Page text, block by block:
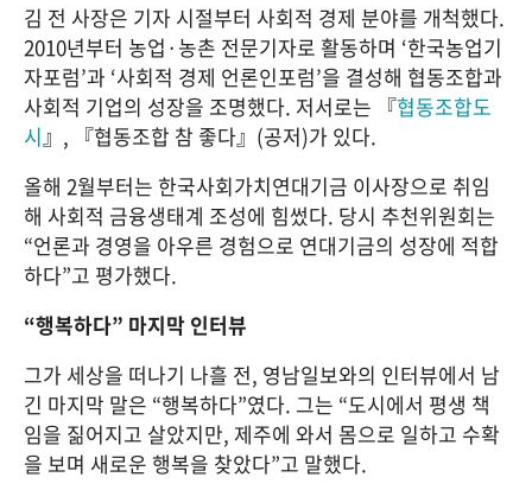
김 전 사장은 기자 시절부터 사회적 경제 분야를 개척했다.
2010년부터 농업·농촌 전문기자로 활동하며 ‘한국농업기
자포럼’과 ‘사회적 경제 언론인포럼’을 결성해 협동조합과
사회적 기업의 성장을 조명했다. 저서로는 『협동조합도
시 』, 『협동조합 참 좋다』(공저)가 있다.
올해 2월부터는 한국사회가치연대기금 이사장으로 취임
해 사회적 금융생태계 조성에 힘썼다. 당시 추천위원회는
“언론과 경영을 아우른 경험으로 연대기금의 성장에 적합
하다”고 평가했다.
“행복하다” 마지막 인터뷰
그가 세상을 떠나기 나흘 전, 영남일보와의 인터뷰에서 남
긴 마지막 말은 “행복하다”였다. 그는 “도시에서 평생 책
임을 짊어지고 살았지만, 제주에 와서 몸으로 일하고 수확
을 보며 새로운 행복을 찾았다”고 말했다.